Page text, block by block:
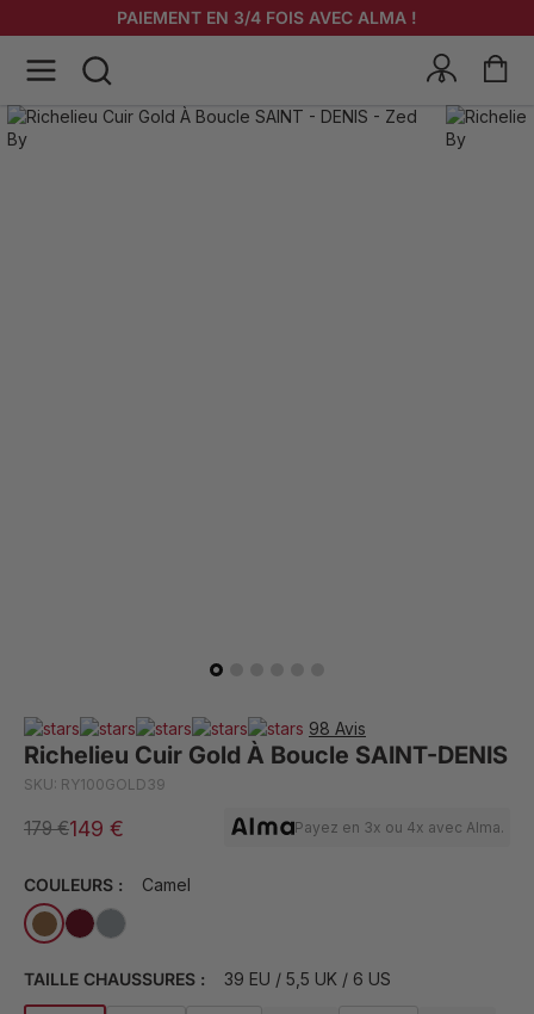
PAIEMENT EN 3/4 FOIS AVEC ALMA !
98 Avis
Richelieu Cuir Gold À Boucle SAINT-DENIS
SKU: RY100GOLD39
179 €149 € Payez en 3x ou 4x avec Alma.
COULEURS : Camel
TAILLE CHAUSSURES : 39 EU / 5,5 UK / 6 US